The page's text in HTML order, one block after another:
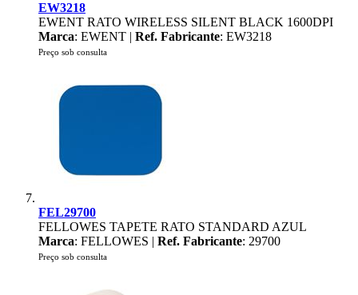
EW3218
EWENT RATO WIRELESS SILENT BLACK 1600DPI
Marca: EWENT | Ref. Fabricante: EW3218
Preço sob consulta
FEL29700
FELLOWES TAPETE RATO STANDARD AZUL
Marca: FELLOWES | Ref. Fabricante: 29700
Preço sob consulta